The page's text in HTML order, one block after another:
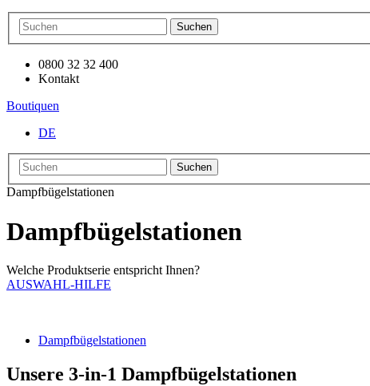
Suchen
0800 32 32 400
Kontakt
Boutiquen
DE
Suchen
Dampfbügelstationen
Dampfbügelstationen
Welche Produktserie entspricht Ihnen?
AUSWAHL-HILFE
Dampfbügelstationen
Unsere 3-in-1 Dampfbügelstationen